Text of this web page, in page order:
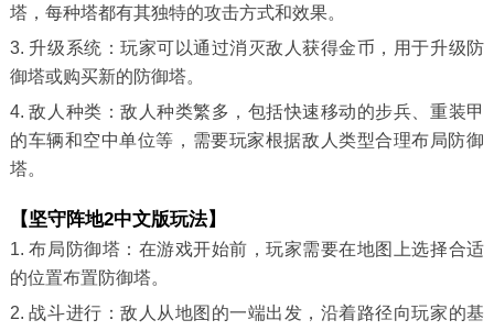
塔，每种塔都有其独特的攻击方式和效果。
3. 升级系统：玩家可以通过消灭敌人获得金币，用于升级防
御塔或购买新的防御塔。
4. 敌人种类：敌人种类繁多，包括快速移动的步兵、重装甲
的车辆和空中单位等，需要玩家根据敌人类型合理布局防御
塔。
【坚守阵地2中文版玩法】
1. 布局防御塔：在游戏开始前，玩家需要在地图上选择合适
的位置布置防御塔。
2. 战斗进行：敌人从地图的一端出发，沿着路径向玩家的基